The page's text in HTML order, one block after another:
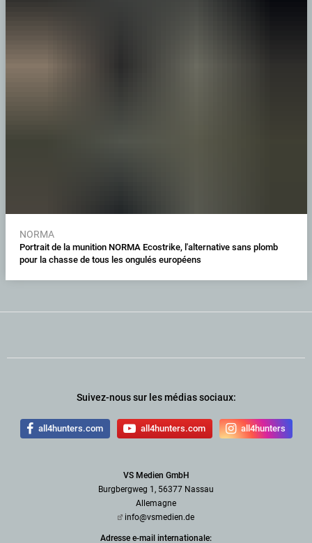
NORMA
Portrait de la munition NORMA Ecostrike, l'alternative sans plomb
pour la chasse de tous les ongulés européens
Suivez-nous sur les médias sociaux:
all4hunters.com all4hunters.com all4hunters
VS Medien GmbH
Burgbergweg 1, 56377 Nassau
Allemagne
info@vsmedien.de
Adresse e-mail internationale: